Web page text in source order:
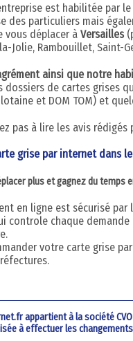
est habilitée par
des particuliers mais
vous déplacer à Versailles
Jolie, Rambouillet, Saint-
ainsi que notre
dossiers de cartes grises
et DOM TOM) et
pas à lire les avis
grise par internet dans
plus et gagnez du temps
en ligne est sécurisé
controle chaque demande
votre carte grise
appartient à la société
à effectuer les